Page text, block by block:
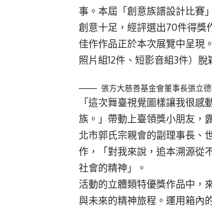
事。本屆「創意族譜設計比賽
創意十足，經評選出70件得獎
佳作作品正於本次展覽中呈現
照片組12件、短影音組3件）
張方大慈善基金會董事長張立
「這次舞臺視覺圖樣讓我很
族。」帶動上臺領獎小朋友，
北市郭氏宗親會的副理事長、
作，「對我來說，追本溯源從
社會的精神」。
活動的立體類特優獎作品中，
與未來的精神旅程。運用箱內